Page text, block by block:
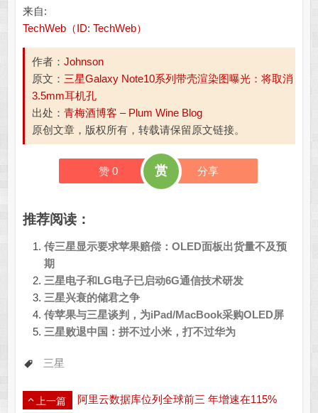
来自:
TechWeb（ID: TechWeb）
作者： Johnson
原文： 三星Galaxy Note10系列带壳渲染图曝光：将取消
3.5mm耳机孔
出处： 青梅酒博客 – Plum Wine Blog
原创文章，版权所有，转载请保留原文链接。
赞 0 赏 分享
推荐阅读：
传三星显示要求苹果赔偿：OLED面板出货量不及预
期
三星电子和LG电子已启动6G通信技术研发
三星兴衰的储君之争
传苹果与三星谈判，为iPad/MacBook采购OLED屏
三星败退中国：拼不过小米，打不过华为
三星
上一篇 阿里云数据库位列全球前三 年增速在115%